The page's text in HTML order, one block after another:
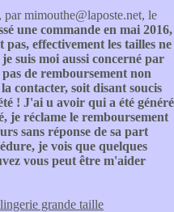
, par mimouthe@laposte.net, le
une commande en mai 2016,
pas, effectivement les tailles ne
suis moi aussi concerné par
de remboursement non
contacter, soit disant soucis
! J'ai u avoir qui a été généré
je réclame le remboursement
sans réponse de sa part
je vois que quelques
vous peut être m'aider
lingerie grande taille